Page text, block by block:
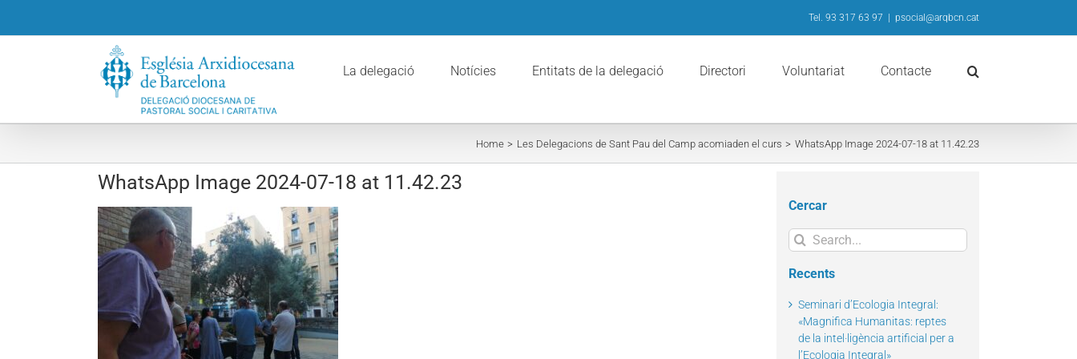
Tel. 93 317 63 97 psocial@arqbcn.cat
La delegació Notícies Entitats de la delegació Directori Voluntariat Contacte
Home Les Delegacions de Sant Pau del Camp acomiaden el curs WhatsApp Image 2024-07-18 at 11.42.23
WhatsApp Image 2024-07-18 at 11.42.23
Cercar
Search
for:
Recents
Seminari d’Ecologia Integral:
«Magnifica Humanitas: reptes
de la intel·ligència artificial per a
l’Ecologia Integral»